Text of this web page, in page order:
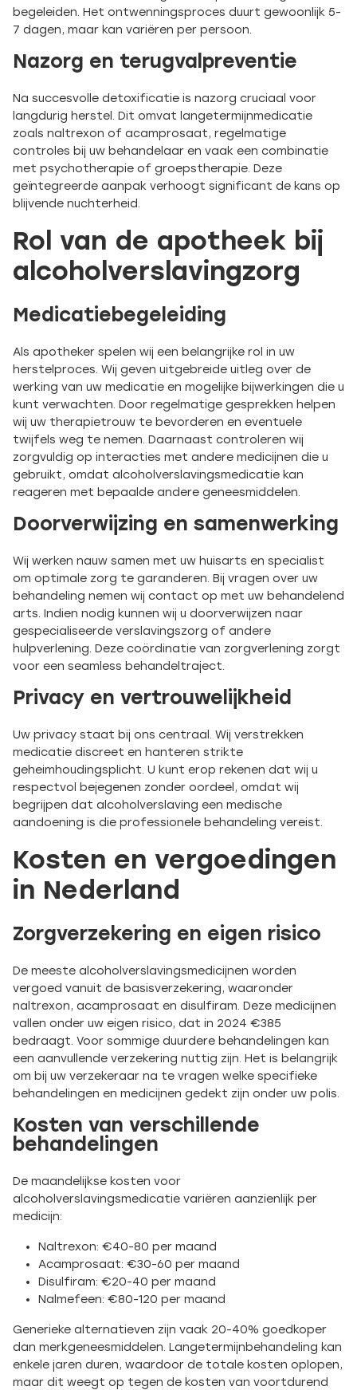
begeleiden. Het ontwenningsproces duurt gewoonlijk 5-
7 dagen, maar kan variëren per persoon.
Nazorg en terugvalpreventie
Na succesvolle detoxificatie is nazorg cruciaal voor
langdurig herstel. Dit omvat langetermijnmedicatie
zoals naltrexon of acamprosaat, regelmatige
controles bij uw behandelaar en vaak een combinatie
met psychotherapie of groepstherapie. Deze
geïntegreerde aanpak verhoogt significant de kans op
blijvende nuchterheid.
Rol van de apotheek bij
alcoholverslavingzorg
Medicatiebegeleiding
Als apotheker spelen wij een belangrijke rol in uw
herstelproces. Wij geven uitgebreide uitleg over de
werking van uw medicatie en mogelijke bijwerkingen die u
kunt verwachten. Door regelmatige gesprekken helpen
wij uw therapietrouw te bevorderen en eventuele
twijfels weg te nemen. Daarnaast controleren wij
zorgvuldig op interacties met andere medicijnen die u
gebruikt, omdat alcoholverslavingsmedicatie kan
reageren met bepaalde andere geneesmiddelen.
Doorverwijzing en samenwerking
Wij werken nauw samen met uw huisarts en specialist
om optimale zorg te garanderen. Bij vragen over uw
behandeling nemen wij contact op met uw behandelend
arts. Indien nodig kunnen wij u doorverwijzen naar
gespecialiseerde verslavingszorg of andere
hulpverlening. Deze coördinatie van zorgverlening zorgt
voor een seamless behandeltraject.
Privacy en vertrouwelijkheid
Uw privacy staat bij ons centraal. Wij verstrekken
medicatie discreet en hanteren strikte
geheimhoudingsplicht. U kunt erop rekenen dat wij u
respectvol bejegenen zonder oordeel, omdat wij
begrijpen dat alcoholverslaving een medische
aandoening is die professionele behandeling vereist.
Kosten en vergoedingen
in Nederland
Zorgverzekering en eigen risico
De meeste alcoholverslavingsmedicijnen worden
vergoed vanuit de basisverzekering, waaronder
naltrexon, acamprosaat en disulfiram. Deze medicijnen
vallen onder uw eigen risico, dat in 2024 €385
bedraagt. Voor sommige duurdere behandelingen kan
een aanvullende verzekering nuttig zijn. Het is belangrijk
om bij uw verzekeraar na te vragen welke specifieke
behandelingen en medicijnen gedekt zijn onder uw polis.
Kosten van verschillende
behandelingen
De maandelijkse kosten voor
alcoholverslavingsmedicatie variëren aanzienlijk per
medicijn:
Naltrexon: €40-80 per maand
Acamprosaat: €30-60 per maand
Disulfiram: €20-40 per maand
Nalmefeen: €80-120 per maand
Generieke alternatieven zijn vaak 20-40% goedkoper
dan merkgeneesmiddelen. Langetermijnbehandeling kan
enkele jaren duren, waardoor de totale kosten oplopen,
maar dit weegt op tegen de kosten van voortdurend